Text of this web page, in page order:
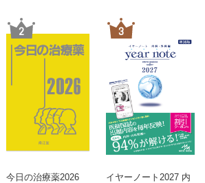
2
今日の治療薬2026
3
イヤーノート2027 内